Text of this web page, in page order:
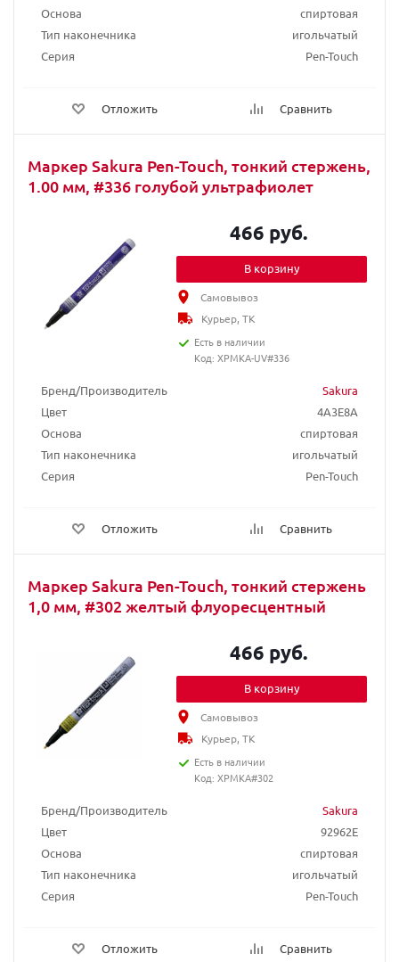
Основа
спиртовая
Тип наконечника
игольчатый
Серия
Pen-Touch
Отложить Сравнить
Маркер Sakura Pen-Touch, тонкий стержень,
1.00 мм, #336 голубой ультрафиолет
Бренд/Производитель
Sakura
Цвет
4A3E8A
Основа
спиртовая
Тип наконечника
игольчатый
Серия
Pen-Touch
Отложить Сравнить
466 руб.
В корзину
Самовывоз
Курьер, ТК
Есть в наличии
Код: XPMKA-UV#336
Маркер Sakura Pen-Touch, тонкий стержень
1,0 мм, #302 желтый флуоресцентный
Бренд/Производитель
Sakura
Цвет
92962E
Основа
спиртовая
Тип наконечника
игольчатый
Серия
Pen-Touch
Отложить Сравнить
466 руб.
В корзину
Самовывоз
Курьер, ТК
Есть в наличии
Код: XPMKA#302